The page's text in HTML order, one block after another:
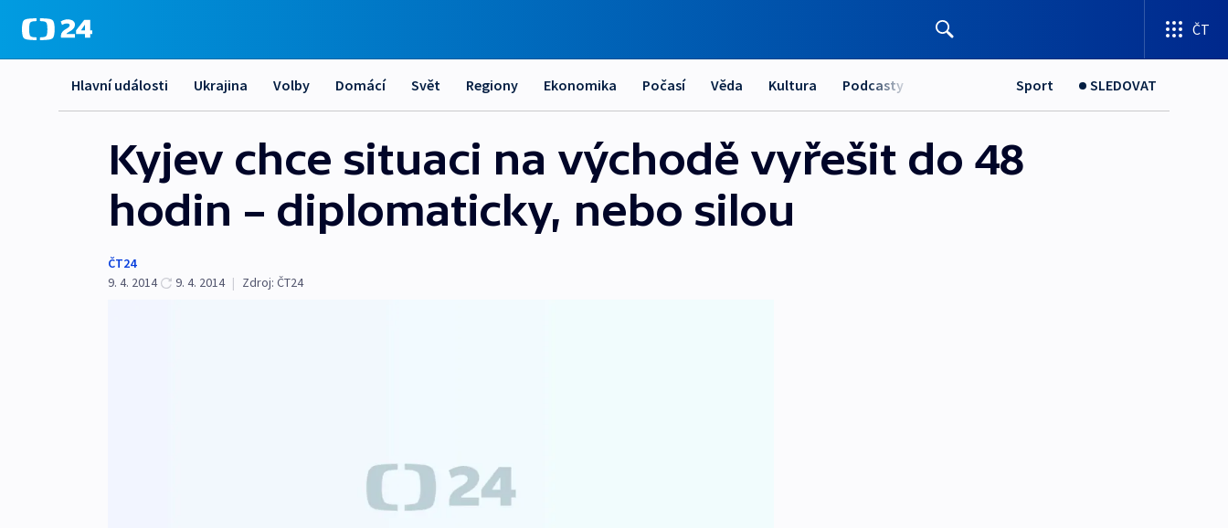
ČT
Hlavní události Ukrajina Volby Domácí Svět Regiony Ekonomika Počasí Věda Kultura Podcasty Sport SLEDOVAT
Kyjev chce situaci na východě vyřešit do 48
hodin – diplomaticky, nebo silou
ČT24
9. 4. 2014
9. 4. 2014 | Zdroj: ČT24